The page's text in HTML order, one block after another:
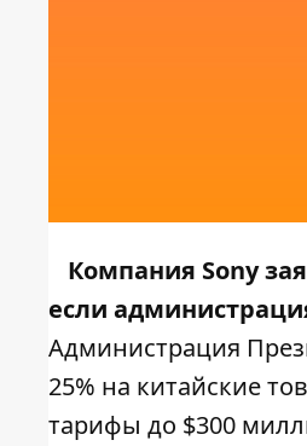
Компания Sony
если
Администрация
25% на китайские
тарифы до $300